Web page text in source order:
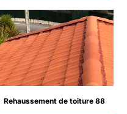
Rehaussement de toiture 88